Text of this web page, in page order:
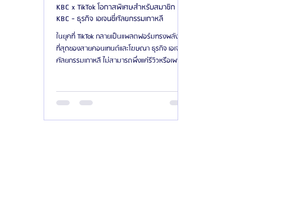
KBC x TikTok โอกาสพิเศษสำหรับสมาชิก
KBC - ธุรกิจ เอเจนซี่ศัลยกรรมเกาหลี
ในยุคที่ TikTok กลายเป็นแพลตฟอร์มทรงพลัง
ที่สุดของสายคอนเทนต์และโฆษณา ธุรกิจ เอเจนซี่
ศัลยกรรมเกาหลี ไม่สามารถพึ่งแค่รีวิวหรือเพจ